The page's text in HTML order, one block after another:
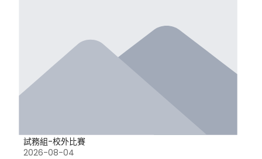
試務組-校外比賽
2026-08-04